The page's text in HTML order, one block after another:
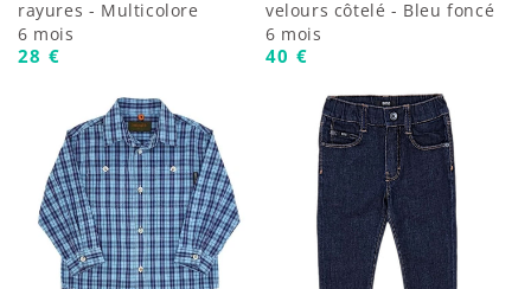
rayures - Multicolore
6 mois
Prix habituel
28 €
velours côtelé - Bleu foncé
6 mois
Prix habituel
40 €